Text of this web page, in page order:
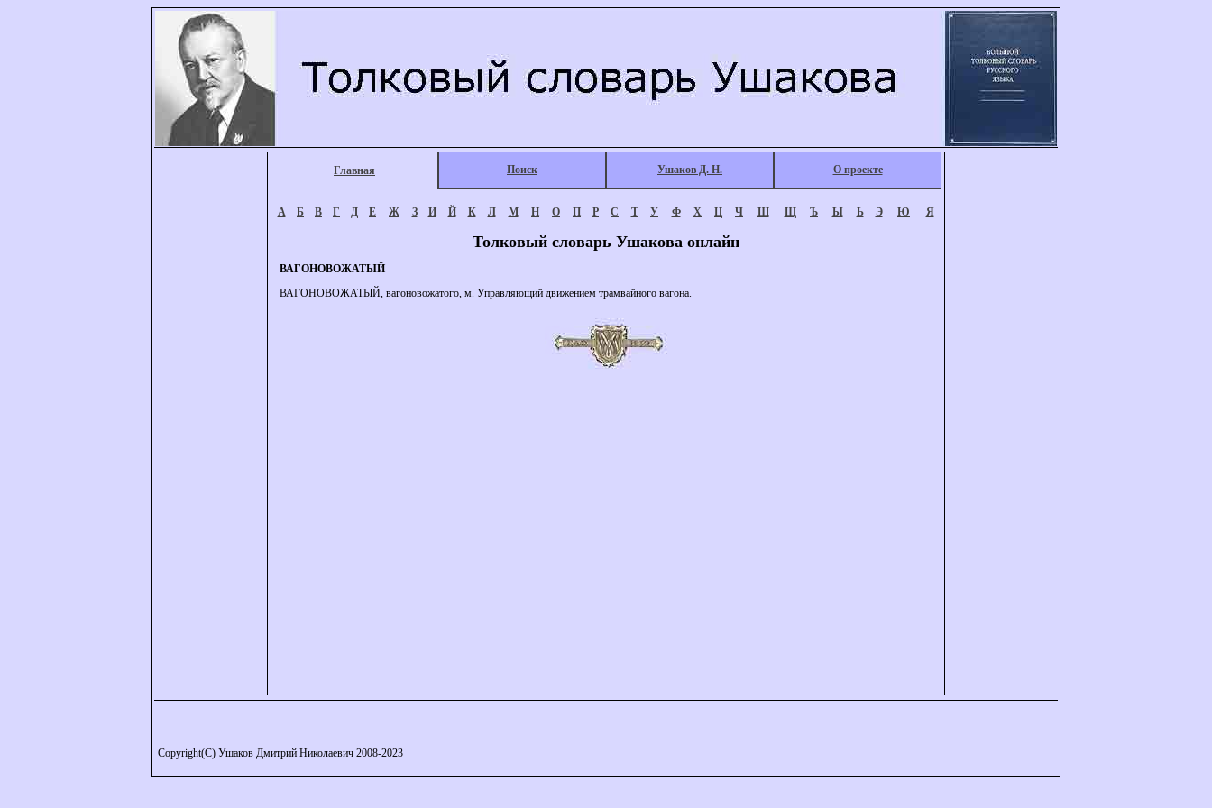
Главная Поиск Ушаков Д. Н. О проекте
А Б В Г Д Е Ж З И Й К Л М Н О П Р С Т У Ф Х Ц Ч Ш Щ Ъ Ы Ь Э Ю Я
Толковый словарь Ушакова онлайн
ВАГОНОВОЖАТЫЙ
ВАГОНОВОЖАТЫЙ, вагоновожатого, м. Управляющий движением трамвайного вагона.
Copyright(C) Ушаков Дмитрий Николаевич 2008-2023